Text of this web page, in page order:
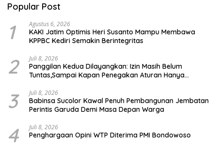
Popular Post
1 Agustus 6, 2026
KAKI Jatim Optimis Heri Susanto Mampu Membawa
KPPBC Kediri Semakin Berintegritas
2 Juli 8, 2026
Panggilan Kedua Dilayangkan: Izin Masih Belum
Tuntas,Sampai Kapan Penegakan Aturan Hanya
3 Juli 8, 2026
Babinsa Sucolor Kawal Penuh Pembangunan Jembatan
Perintis Garuda Demi Masa Depan Warga
4 Juli 8, 2026
Penghargaan Opini WTP Diterima PMI Bondowoso